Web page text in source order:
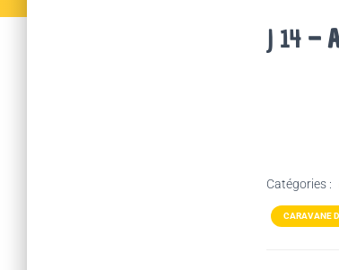
J 14 –
Catégories :
CARAVANE